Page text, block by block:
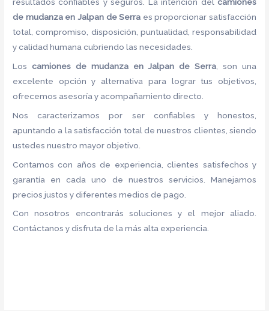
de mudanza en Jalpan de Serra es proporcionar satisfacción
total, compromiso, disposición, puntualidad, responsabilidad
y calidad humana cubriendo las necesidades.
Los camiones de mudanza en Jalpan de Serra , son una
excelente opción y alternativa para lograr tus objetivos,
ofrecemos asesoría y acompañamiento directo.
Nos caracterizamos por ser confiables y honestos,
apuntando a la satisfacción total de nuestros clientes, siendo
ustedes nuestro mayor objetivo.
Contamos con años de experiencia, clientes satisfechos y
garantía en cada uno de nuestros servicios. Manejamos
precios justos y diferentes medios de pago.
Con nosotros encontrarás soluciones y el mejor aliado.
Contáctanos y disfruta de la más alta experiencia.